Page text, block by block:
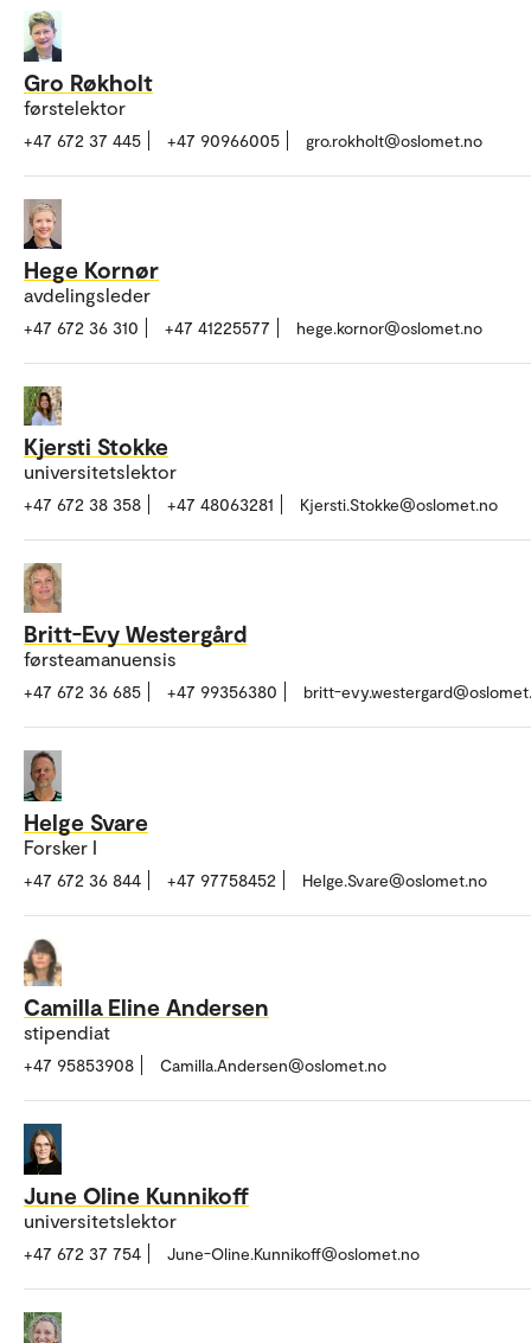
Gro Røkholt
førstelektor
+47 672 37 445 +47 90966005 gro.rokholt@oslomet.no
Hege Kornør
avdelingsleder
+47 672 36 310 +47 41225577 hege.kornor@oslomet.no
Kjersti Stokke
universitetslektor
+47 672 38 358 +47 48063281 Kjersti.Stokke@oslomet.no
Britt-Evy Westergård
førsteamanuensis
+47 672 36 685 +47 99356380 britt-
Helge Svare
Forsker I
+47 672 36 844 +47 97758452 Helge.Svare@oslomet.no
Camilla Eline Andersen
stipendiat
+47 95853908 Camilla.Andersen@oslomet.no
June Oline Kunnikoff
universitetslektor
+47 672 37 754 June-Oline.Kunnikoff@oslomet.no